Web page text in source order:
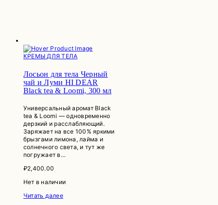
КРЕМЫ ДЛЯ ТЕЛА
Лосьон для тела Черный
чай и Луми HI DEAR
Black tea & Loomi, 300 мл
Универсальный аромат Black
tea & Loomi — одновременно
дерзкий и расслабляющий.
Заряжает на все 100% яркими
брызгами лимона, лайма и
солнечного света, и тут же
погружает в…
₽2,400.00
Нет в наличии
Читать далее